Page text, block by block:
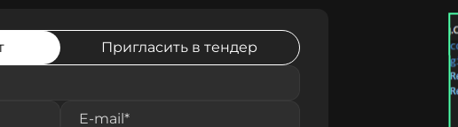
Пригласить в тендер